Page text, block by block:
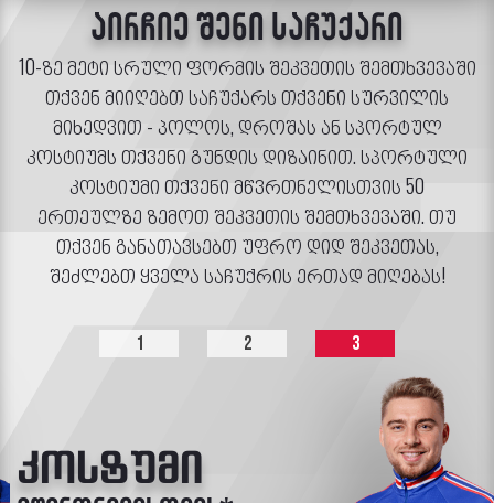
აირჩიე შენი საჩუქარი
10-ზე მეტი სრული ფორმის შეკვეთის შემთხვევაში
თქვენ მიიღებთ საჩუქარს თქვენი სურვილის
მიხედვით - პოლოს, დროშას ან სპორტულ
კოსტიუმს თქვენი გუნდის დიზაინით. სპორტული
კოსტიუმი თქვენი მწვრთნელისთვის 50
ერთეულზე ზემოთ შეკვეთის შემთხვევაში. თუ
თქვენ განათავსებთ უფრო დიდ შეკვეთას,
შეძლებთ ყველა საჩუქრის ერთად მიღებას!
კოსტუმი
1 2 3